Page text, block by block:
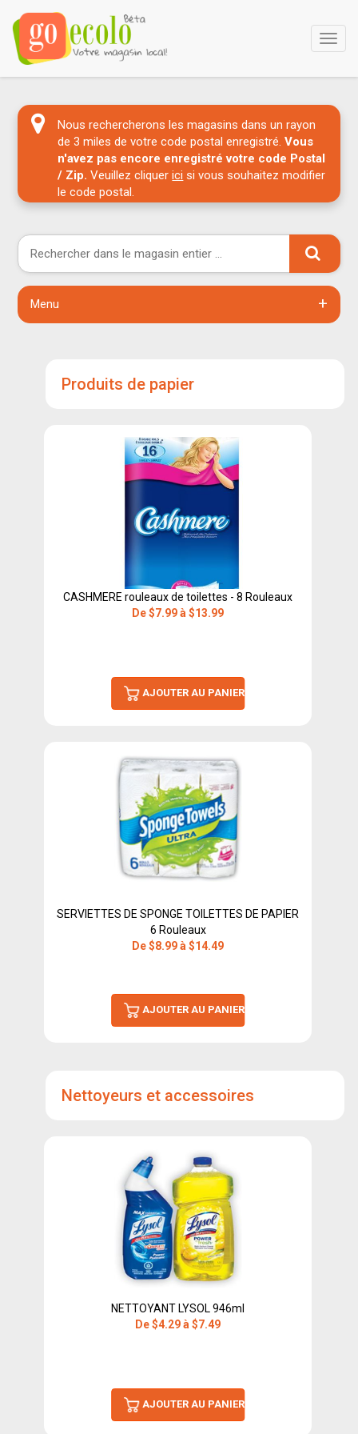
Main
Menu
Nous rechercherons les magasins dans un rayon
de 3 miles de votre code postal enregistré.Vous
n'avez pas encore enregistré votre code Postal
/ Zip. Veuillez cliquerici si vous souhaitez modifier
le code postal.
Menu +
Produits de papier
CASHMERE rouleaux de toilettes - 8 Rouleaux
De $7.99 à $13.99
AJOUTER AU PANIER
SERVIETTES DE SPONGE TOILETTES DE PAPIER
6 Rouleaux
De $8.99 à $14.49
AJOUTER AU PANIER
Nettoyeurs et accessoires
NETTOYANT LYSOL 946ml
De $4.29 à $7.49
AJOUTER AU PANIER